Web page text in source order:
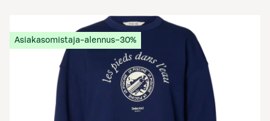
Asiakasomistaja-alennus−30%